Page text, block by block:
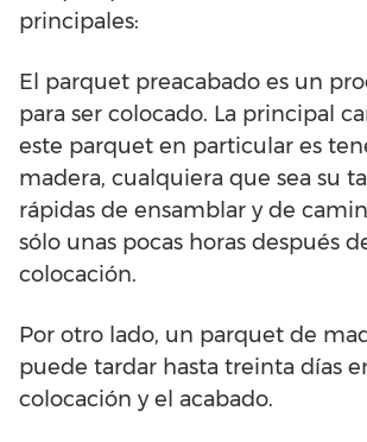
principales:
El parquet preacabado es un
para ser colocado. La principal
este parquet en particular es
madera, cualquiera que sea su
rápidas de ensamblar y de
sólo unas pocas horas después
colocación.
Por otro lado, un parquet de
puede tardar hasta treinta días
colocación y el acabado.